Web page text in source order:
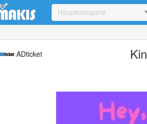
Hauptkategorie
ADticket